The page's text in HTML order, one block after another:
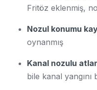
Fritöz eklenmiş,
Nozul konumu
oynanmış
Kanal nozulu
bile kanal yangını